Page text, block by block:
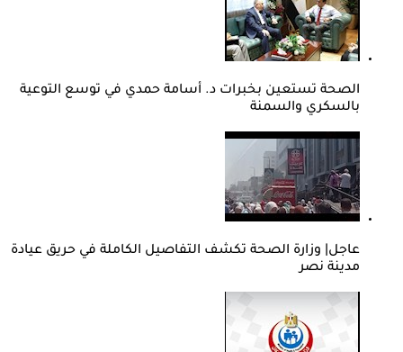
الصحة تستعين بخبرات د. أسامة حمدي في توسع التوعية
بالسكري والسمنة
عاجل| وزارة الصحة تكشف التفاصيل الكاملة في حريق عيادة
مدينة نصر